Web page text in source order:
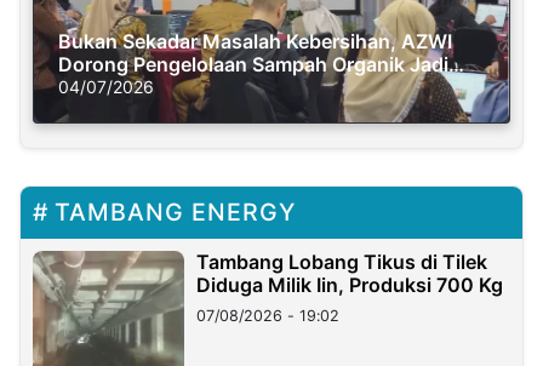
Bukan Sekadar Masalah Kebersihan, AZWI
Dorong Pengelolaan Sampah Organik Jadi
Solusi Krisis Iklim
04/07/2026
TAMBANG ENERGY
Tambang Lobang Tikus di Tilek
Diduga Milik Iin, Produksi 700 Kg
07/08/2026 - 19:02